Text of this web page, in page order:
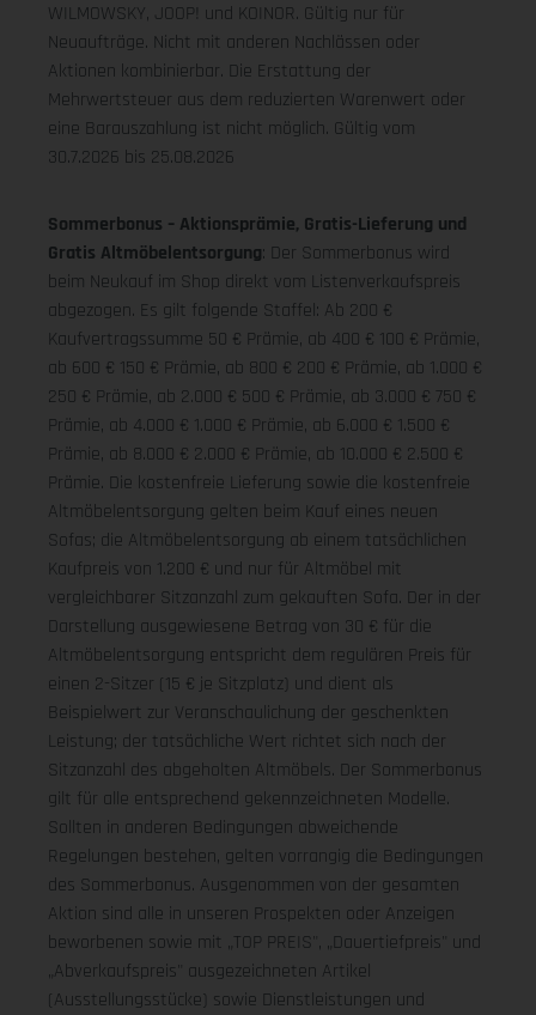
WILMOWSKY, JOOP! und KOINOR. Gültig nur für
Neuaufträge. Nicht mit anderen Nachlässen oder
Aktionen kombinierbar. Die Erstattung der
Mehrwertsteuer aus dem reduzierten Warenwert oder
eine Barauszahlung ist nicht möglich. Gültig vom
30.7.2026 bis 25.08.2026
Sommerbonus – Aktionsprämie, Gratis-Lieferung und
Gratis Altmöbelentsorgung: Der Sommerbonus wird
beim Neukauf im Shop direkt vom Listenverkaufspreis
abgezogen. Es gilt folgende Staffel: Ab 200 €
Kaufvertragssumme 50 € Prämie, ab 400 € 100 € Prämie,
ab 600 € 150 € Prämie, ab 800 € 200 € Prämie, ab 1.000 €
250 € Prämie, ab 2.000 € 500 € Prämie, ab 3.000 € 750 €
Prämie, ab 4.000 € 1.000 € Prämie, ab 6.000 € 1.500 €
Prämie, ab 8.000 € 2.000 € Prämie, ab 10.000 € 2.500 €
Prämie. Die kostenfreie Lieferung sowie die kostenfreie
Altmöbelentsorgung gelten beim Kauf eines neuen
Sofas; die Altmöbelentsorgung ab einem tatsächlichen
Kaufpreis von 1.200 € und nur für Altmöbel mit
vergleichbarer Sitzanzahl zum gekauften Sofa. Der in der
Darstellung ausgewiesene Betrag von 30 € für die
Altmöbelentsorgung entspricht dem regulären Preis für
einen 2-Sitzer (15 € je Sitzplatz) und dient als
Beispielwert zur Veranschaulichung der geschenkten
Leistung; der tatsächliche Wert richtet sich nach der
Sitzanzahl des abgeholten Altmöbels. Der Sommerbonus
gilt für alle entsprechend gekennzeichneten Modelle.
Sollten in anderen Bedingungen abweichende
Regelungen bestehen, gelten vorrangig die Bedingungen
des Sommerbonus. Ausgenommen von der gesamten
Aktion sind alle in unseren Prospekten oder Anzeigen
beworbenen sowie mit „TOP PREIS", „Dauertiefpreis" und
„Abverkaufspreis" ausgezeichneten Artikel
(Ausstellungsstücke) sowie Dienstleistungen und